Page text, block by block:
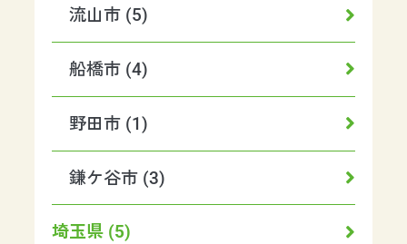
流山市 (5)
船橋市 (4)
野田市 (1)
鎌ケ谷市 (3)
埼玉県 (5)